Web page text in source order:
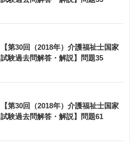
【第30回（2018年）介護福祉士国家
試験過去問解答・解説】問題35
【第30回（2018年）介護福祉士国家
試験過去問解答・解説】問題61